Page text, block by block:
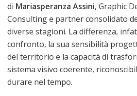
di Mariasperanza Assini, Graphic
Consulting e partner consolidato
diverse stagioni. La differenza,
confronto, la sua sensibilità
del territorio e la capacità di
sistema visivo coerente,
durare nel tempo.